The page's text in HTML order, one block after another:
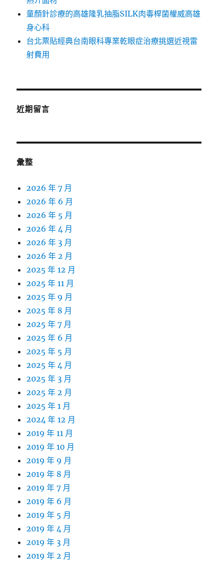
童顏針診療的高雄隆乳抽脂SILK肉毒桿菌權威高雄
身心科
台北票貼經典台南眼科專業乾眼症治療挑選近視雷
射費用
近期留言
彙整
2026 年 7 月
2026 年 6 月
2026 年 5 月
2026 年 4 月
2026 年 3 月
2026 年 2 月
2025 年 12 月
2025 年 11 月
2025 年 9 月
2025 年 8 月
2025 年 7 月
2025 年 6 月
2025 年 5 月
2025 年 4 月
2025 年 3 月
2025 年 2 月
2025 年 1 月
2024 年 12 月
2019 年 11 月
2019 年 10 月
2019 年 9 月
2019 年 8 月
2019 年 7 月
2019 年 6 月
2019 年 5 月
2019 年 4 月
2019 年 3 月
2019 年 2 月